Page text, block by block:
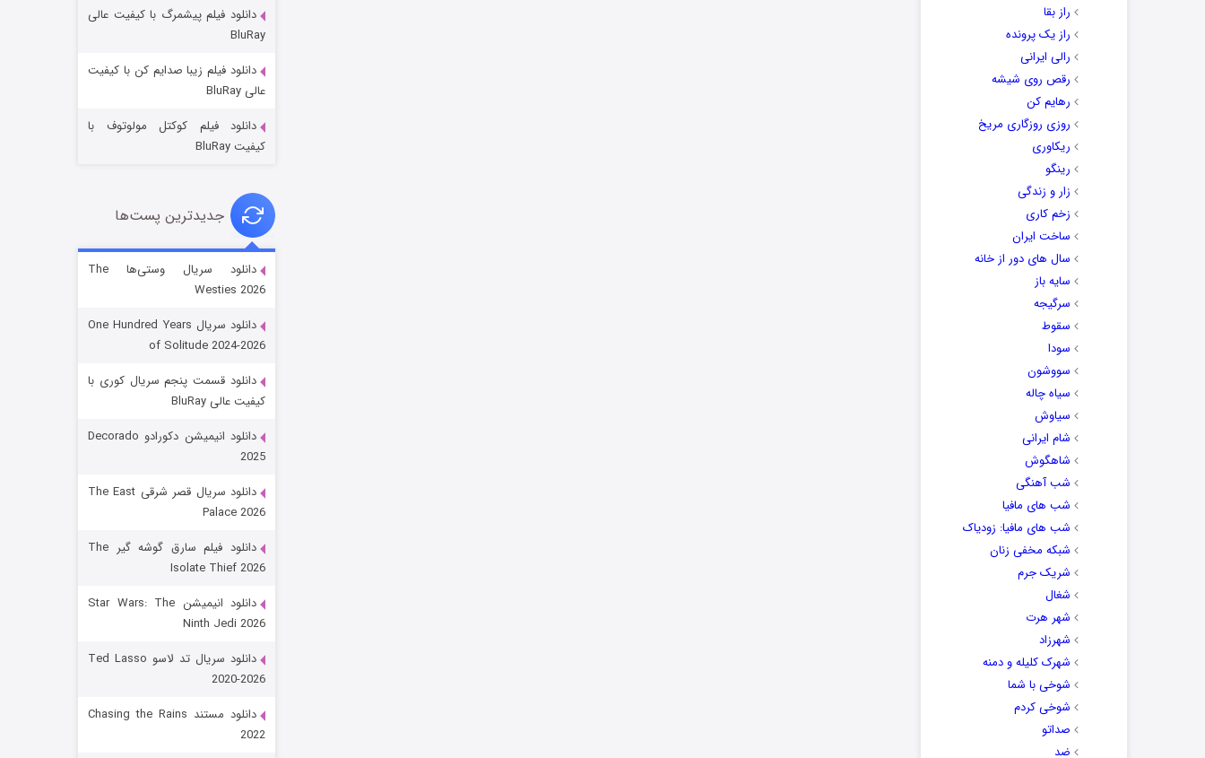
راز بقا
راز یک پرونده
رالی ایرانی
رقص روی شیشه
رهایم کن
روزی روزگاری مریخ
ریکاوری
رینگو
زار و زندگی
زخم کاری
ساخت ایران
سال های دور از خانه
سایه باز
سرگیجه
سقوط
سودا
سووشون
سیاه چاله
سیاوش
شام ایرانی
شاهگوش
شب آهنگی
شب های مافیا
شب های مافیا: زودیاک
شبکه مخفی زنان
شریک جرم
شغال
شهر هرت
شهرزاد
شهرک کلیله و دمنه
شوخی با شما
شوخی کردم
صداتو
ضد
جادوگری در مغولستان
قسمت۶ (زیرنویس)
رویایی برای تو
قسمت ۱۵ (دوبله)
دانلود فیلم پیشمرگ با کیفیت عالی
BluRay
دانلود فیلم زیبا صدایم کن با کیفیت
عالی BluRay
دانلود فیلم کوکتل مولوتوف با
کیفیت BluRay
جدیدترین پست‌ها
دانلود سریال وستی‌ها The
Westies 2026
دانلود سریال One Hundred Years
of Solitude 2024-2026
دانلود قسمت پنجم سریال کوری با
کیفیت عالی BluRay
دانلود انیمیشن دکورادو Decorado
2025
دانلود سریال قصر شرقی The East
Palace 2026
دانلود فیلم سارق گوشه گیر The
Isolate Thief 2026
دانلود انیمیشن Star Wars: The
Ninth Jedi 2026
دانلود سریال تد لاسو Ted Lasso
2020-2026
دانلود مستند Chasing the Rains
2022